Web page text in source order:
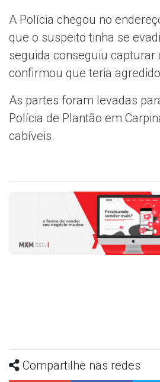
A Polícia chegou no
que o suspeito tinha se
seguida conseguiu capturar
confirmou que teria
As partes foram levadas
Polícia de Plantão em
cabíveis.
Compartilhe nas redes